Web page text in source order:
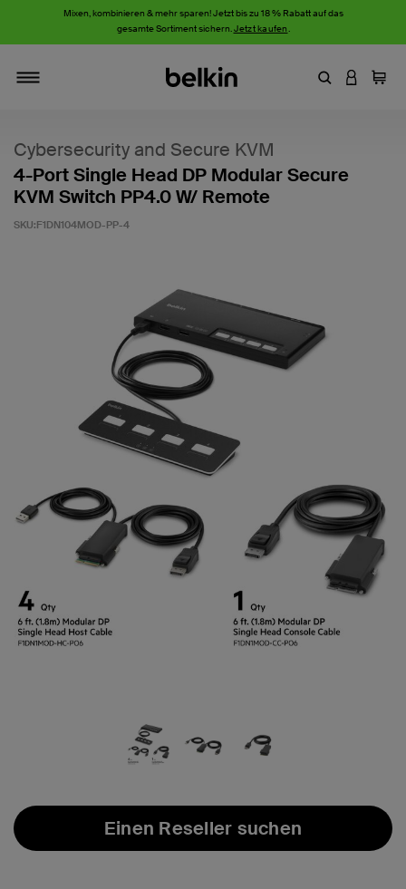
Mixen, kombinieren & mehr sparen! Jetzt bis zu 18 % Rabatt auf das
gesamte Sortiment sichern.Jetzt kaufen.
Stichwort
AN
Cybersecurity and Secure KVM
4-Port Single Head DP Modular Secure
KVM Switch PP4.0 W/ Remote
SKU:F1DN104MOD-PP-4
Einen Reseller suchen